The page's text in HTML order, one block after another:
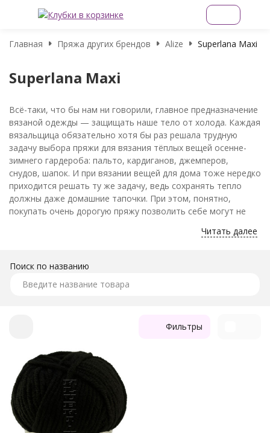
Главная Пряжа других брендов Alize Superlana Maxi
Superlana Maxi
Всё-таки, что бы нам ни говорили, главное предназначение
вязаной одежды — защищать наше тело от холода. Каждая
вязальщица обязательно хотя бы раз решала трудную
задачу выбора пряжи для вязания тёплых вещей осенне-
зимнего гардероба: пальто, кардиганов, джемперов,
снудов, шапок. И при вязании вещей для дома тоже нередко
приходится решать ту же задачу, ведь сохранять тепло
должны даже домашние тапочки. При этом, понятно,
покупать очень дорогую пряжу позволить себе могут не
Alize решает задачу сбережения тепла и экономии
отлично сберегает тепло и не слишком обременяет
хорошо скручена, вследствие чего ровно ложится полотно
что связанное изделие будет лёгким и не потеряет форму
Пряжа Superlana Maxi Alize изготовлена из 25% шерсти и
75% акрила. Длина нити 100 метров в мотках по 100
граммов.
Читать далее
Поиск по названию
Фильтры